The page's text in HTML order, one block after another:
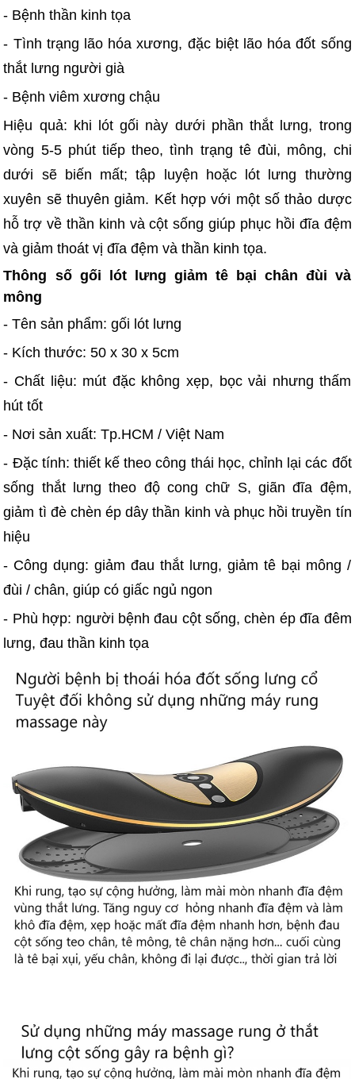
- Bệnh thần kinh tọa
- Tình trạng lão hóa xương, đặc biệt lão hóa đốt sống
thắt lưng người già
- Bệnh viêm xương chậu
Hiệu quả: khi lót gối này dưới phần thắt lưng, trong
vòng 5-5 phút tiếp theo, tình trạng tê đùi, mông, chi
dưới sẽ biến mất; tập luyện hoặc lót lưng thường
xuyên sẽ thuyên giảm. Kết hợp với một số thảo dược
hỗ trợ về thần kinh và cột sống giúp phục hồi đĩa đệm
và giảm thoát vị đĩa đệm và thần kinh tọa.
Thông số gối lót lưng giảm tê bại chân đùi và
mông
- Tên sản phẩm: gối lót lưng
- Kích thước: 50 x 30 x 5cm
- Chất liệu: mút đặc không xẹp, bọc vải nhưng thấm
hút tốt
- Nơi sản xuất: Tp.HCM / Việt Nam
- Đặc tính: thiết kế theo công thái học, chỉnh lại các đốt
sống thắt lưng theo độ cong chữ S, giãn đĩa đệm,
giảm tì đè chèn ép dây thần kinh và phục hồi truyền tín
hiệu
- Công dụng: giảm đau thắt lưng, giảm tê bại mông /
đùi / chân, giúp có giấc ngủ ngon
- Phù hợp: người bệnh đau cột sống, chèn ép đĩa đêm
lưng, đau thần kinh tọa